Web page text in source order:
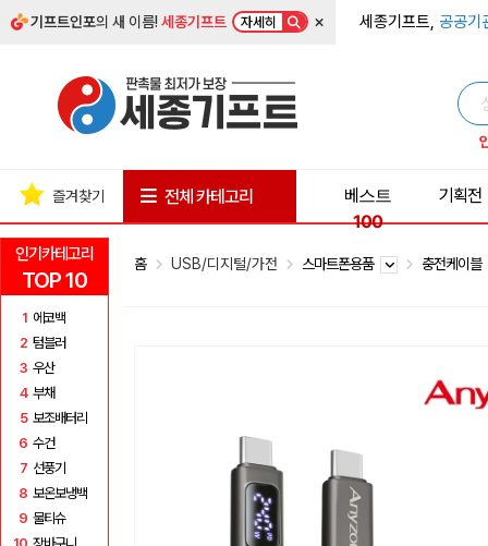
기프트인포의 새 이름!세종기프트 자세히 × 세종기프트, 공공기
인기카테고리
TOP 10
1 에코백
2 텀블러
3 우산
4 부채
5 보조배터리
6 수건
7 선풍기
8 보온보냉백
9 물티슈
즐겨찾기 전체 카테고리
베스트
100
기획전
홈 USB/디지털/가전 스마트폰용품 충전케이블